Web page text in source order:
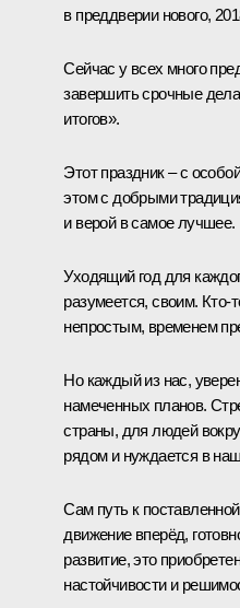
в преддверии нового,
Сейчас у всех много
завершить срочные
итогов».
Этот праздник – с
этом с добрыми
и верой в самое лучшее.
Уходящий год для
разумеется, своим. Кто-
непростым, временем
Но каждый из нас,
намеченных планов.
страны, для людей
рядом и нуждается в
Сам путь к
движение вперёд,
развитие, это
настойчивости и